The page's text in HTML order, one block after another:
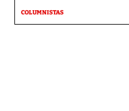
COLUMNISTAS